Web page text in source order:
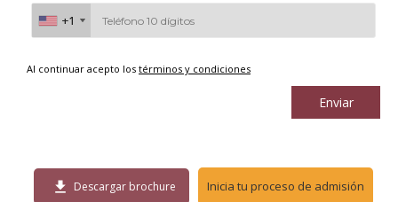
+1
+1
Al continuar acepto los términos y condiciones
Enviar
download Descargar brochure Inicia tu proceso de admisión